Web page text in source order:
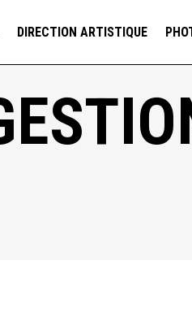
DIRECTION ARTISTIQUE